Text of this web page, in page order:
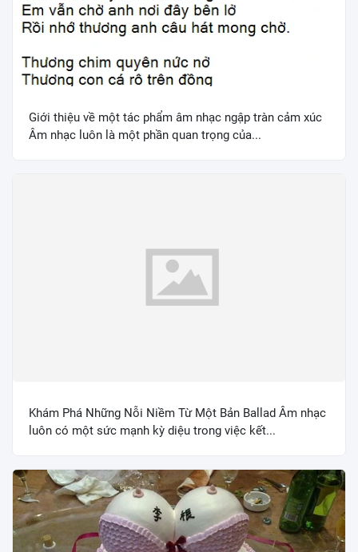
Giới thiệu về một tác phẩm âm nhạc ngập tràn cảm xúc
Âm nhạc luôn là một phần quan trọng của...
Khám Phá Những Nỗi Niềm Từ Một Bản Ballad Âm nhạc
luôn có một sức mạnh kỳ diệu trong việc kết...